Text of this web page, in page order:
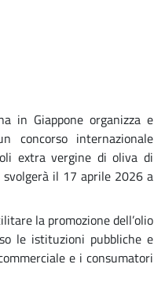
in Giappone organizza e
concorso internazionale
extra vergine di oliva di
il 17 aprile 2026 a
la promozione dell’olio
le istituzioni pubbliche e
e i consumatori